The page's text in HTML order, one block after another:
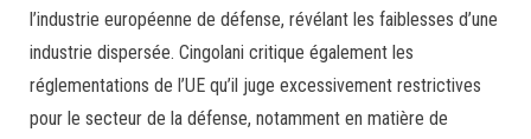
l’industrie européenne de défense, révélant les faiblesses d’une
industrie dispersée. Cingolani critique également les
réglementations de l’UE qu’il juge excessivement restrictives
pour le secteur de la défense, notamment en matière de